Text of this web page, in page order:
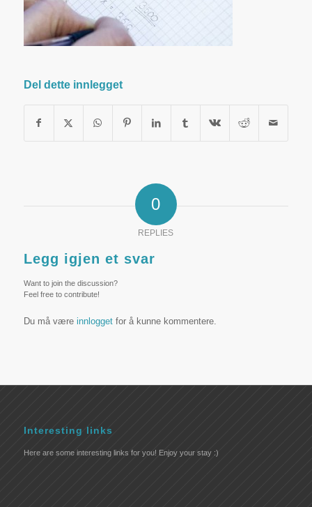
Del dette innlegget
0
REPLIES
Legg igjen et svar
Want to join the discussion?
Feel free to contribute!
Du må være innloggetfor å kunne kommentere.
Interesting links
Here are some interesting links for you! Enjoy your stay :)